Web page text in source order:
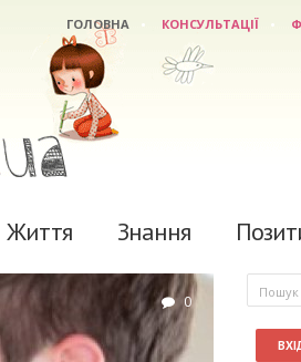
ГОЛОВНА КОНСУЛЬТАЦІЇ
Життя Знання
0
Пошук